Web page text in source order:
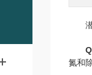
潜
氮和